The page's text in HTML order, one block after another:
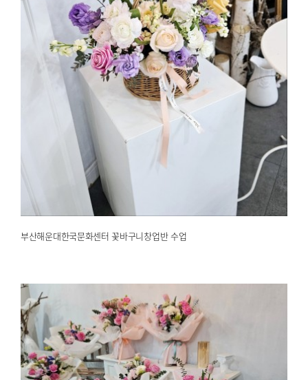
2025.02.25 해운대한국문화센터
부산해운대한국문화센터 꽃바구니창업반 수업